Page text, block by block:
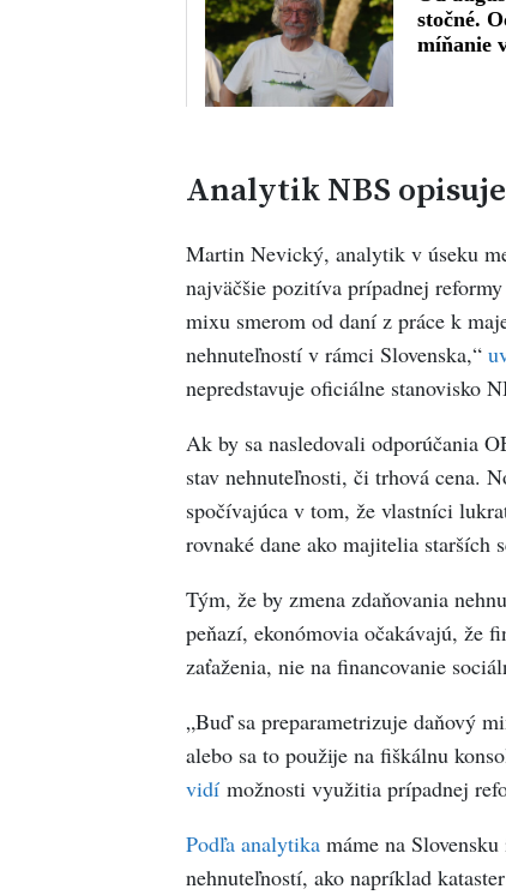
Analytik NBS
Martin Nevický, analytik v úseku
najväčšie pozitíva prípadnej
mixu smerom od daní z práce k
nehnuteľností v rámci Slovenska,“
nepredstavuje oficiálne stanovisko
Ak by sa nasledovali odporúčania
stav nehnuteľnosti, či trhová cena.
spočívajúca v tom, že vlastníci
rovnaké dane ako majitelia starších
Tým, že by zmena zdaňovania
peňazí, ekonómovia očakávajú, že
zaťaženia, nie na financovanie
„Buď sa preparametrizuje daňový
alebo sa to použije na fiškálnu
vidímožnosti využitia prípadnej
Podľa analytikamáme na
nehnuteľností, ako napríklad